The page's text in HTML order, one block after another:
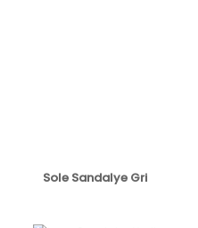
Sole Sandalye Gri